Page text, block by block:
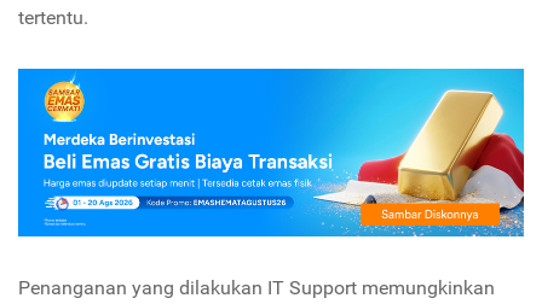
tertentu.
Penanganan yang dilakukan IT Support memungkinkan